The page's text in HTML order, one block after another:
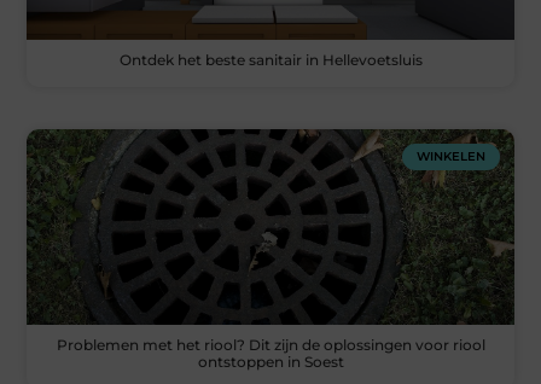
Ontdek het beste sanitair in Hellevoetsluis
WINKELEN
Problemen met het riool? Dit zijn de oplossingen voor riool
ontstoppen in Soest